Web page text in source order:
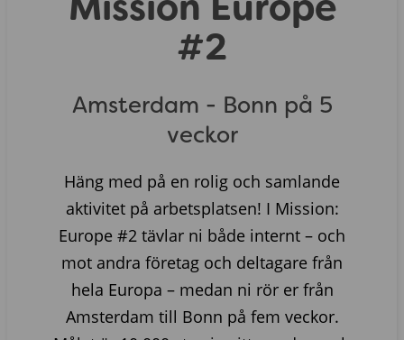
#2
Amsterdam - Bonn på 5
veckor
Häng med på en rolig och samlande
aktivitet på arbetsplatsen! I Mission:
Europe #2 tävlar ni både internt – och
mot andra företag och deltagare från
hela Europa – medan ni rör er från
Amsterdam till Bonn på fem veckor.